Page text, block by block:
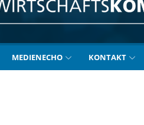
MEDIENECHO KONTAKT